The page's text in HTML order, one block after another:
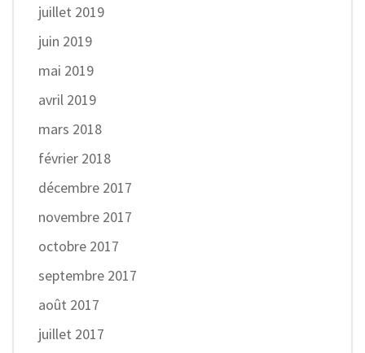
juillet 2019
juin 2019
mai 2019
avril 2019
mars 2018
février 2018
décembre 2017
novembre 2017
octobre 2017
septembre 2017
août 2017
juillet 2017